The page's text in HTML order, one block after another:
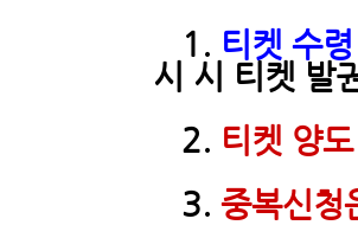
1. 티켓 수
시 시 티켓 발
2. 티켓 양
3. 중복신청